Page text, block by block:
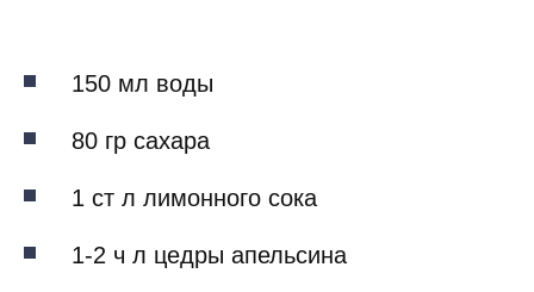
150 мл воды
80 гр сахара
1 ст л лимонного сока
1-2 ч л цедры апельсина